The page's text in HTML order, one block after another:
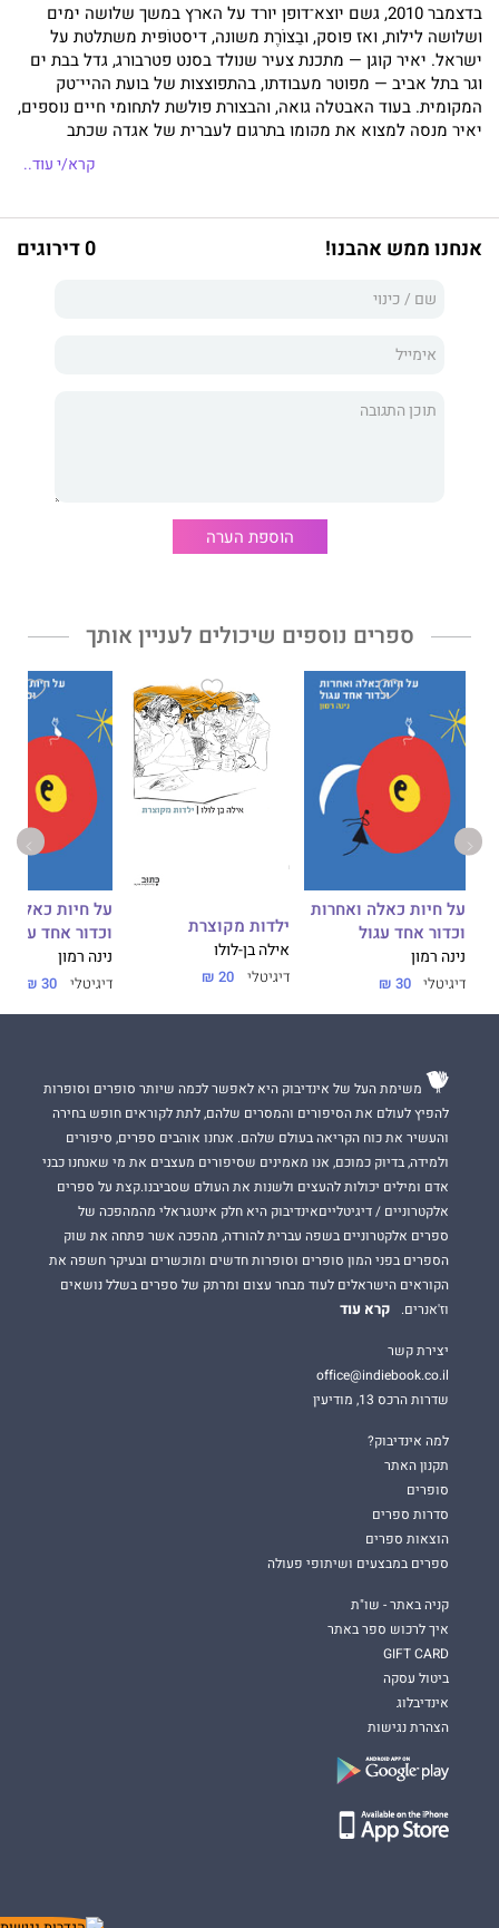
בדצמבר 2010, גשם יוצא־דופן יורד על הארץ במשך שלושה ימים
ושלושה לילות, ואז פוסק, ובַצוֹרֶת משונה, דיסטוֹפּית משתלטת על
ישראל. יאיר קוגן — מתכנת צעיר שנולד בסנט פטרבורג, גדל בבת ים
וגר בתל אביב — מפוטר מעבודתו, בהתפוצצות של בועת ההיי־טק
המקומית. בעוד האבטלה גואה, והבצורת פולשת לתחומי חיים נוספים,
יאיר מנסה למצוא את מקומו בתרגום לעברית של אגדה שכתב
בווריאציה עדכנית על רומן החניכה, מבקש
לספר את סיפורם של בני העלייה הרוסית של שנות ה־90.
להדהד זו בזו, משתקפת הדרמה הנפשית של יאיר במלאכת התרגום
שלו; בקשר עם אמו, החיה לבדה, בקשר עם ענבר, מלצרית ואמנית
נוכח סאטירה שופעת רמזים על התנהלות המדינה בעִתות משבר,
כשהשמים ריקים ממִשקעים, מתגלה שוב ושוב "המקום הריק"
המתקיים בתודעתו של יאיר: של מי הם הצללים שהוא מדמיין בכל
של אמנות, ל"להקת שחפים יפוֹאית צנועה"?
קרא/י עוד..
אנחנו ממש אהבנו! 0 דירוגים
הוספת הערה
ספרים נוספים שיכולים לעניין אותך
על חיות כאלה ואחרות
וכדור אחד עגול
נינה רמון
דיגיטלי 30 ₪
ילדות מקוצרת
אילה בן-לולו
דיגיטלי 20 ₪
על חיות כאלה
וכדור אחד עגול
נינה רמון
דיגיטלי 30 ₪
משימת העל של אינדיבוק היא לאפשר לכמה שיותר סופרים וסופרות
להפיץ לעולם את הסיפורים והמסרים שלהם, לתת לקוראים חופש בחירה
והעשיר את כוח הקריאה בעולם שלהם. אנחנו אוהבים ספרים, סיפורים
ולמידה, בדיוק כמוכם, אנו מאמינים שסיפורים מעצבים את מי שאנחנו כבני
אדם ומילים יכולות להעצים ולשנות את העולם שסביבנו.קצת על ספרים
אלקטרוניים / דיגיטלייםאינדיבוק היא חלק אינטגראלי מהמהפכה של
ספרים אלקטרוניים בשפה עברית להורדה, מהפכה אשר פתחה את שוק
הספרים בפני המון סופרים וסופרות חדשים ומוכשרים ובעיקר חשפה את
הקוראים הישראלים לעוד מבחר עצום ומרתק של ספרים בשלל נושאים
וז'אנרים.
קרא עוד
יצירת קשר
office@indiebook.co.il
שדרות הרכס 13, מודיעין
למה אינדיבוק?
תקנון האתר
סופרים
סדרות ספרים
הוצאות ספרים
ספרים במבצעים ושיתופי פעולה
קניה באתר - שו"ת
איך לרכוש ספר באתר
GIFT CARD
ביטול עסקה
אינדיבלוג
הצהרת נגישות